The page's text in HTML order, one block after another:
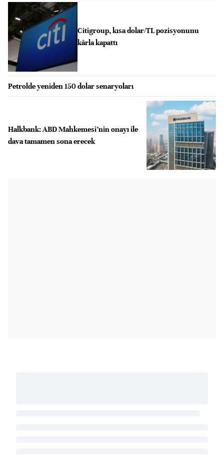
Citigroup, kısa dolar/TL pozisyonunu
kârla kapattı
Petrolde yeniden 150 dolar senaryoları
Halkbank: ABD Mahkemesi’nin onayı ile
dava tamamen sona erecek